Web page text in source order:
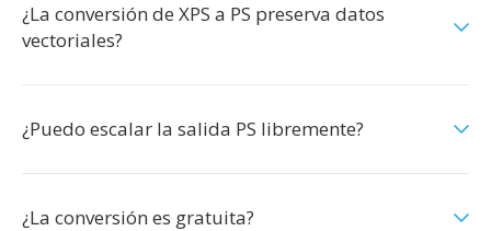
¿La conversión de XPS a PS preserva datos
vectoriales?
¿Puedo escalar la salida PS libremente?
¿La conversión es gratuita?